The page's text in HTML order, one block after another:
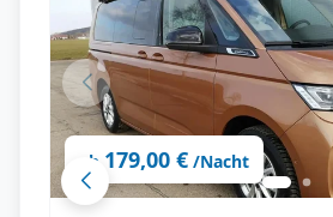
ab 179,00 € /Nacht